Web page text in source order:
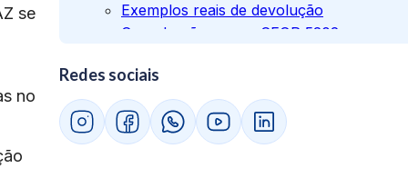
se
no
Exemplos reais de devolução
Quando não usar o CFOP 5202
do 5202
Como emitir uma nota fiscal com CFOP
5202
Passo a passo da emissão
Redes sociais